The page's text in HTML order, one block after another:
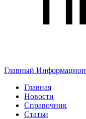
Главный
Главная
Новости
Справочник
Статьи